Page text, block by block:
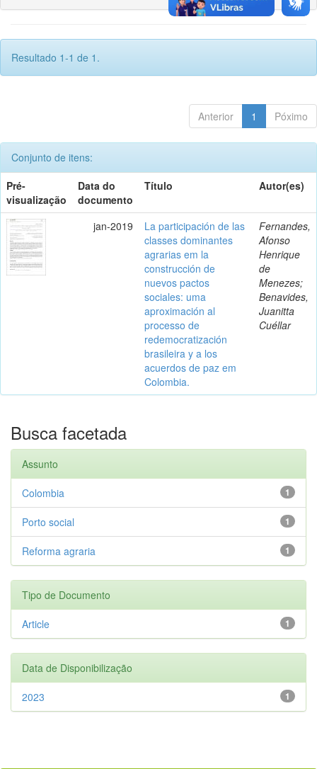
Resultado 1-1 de 1.
Anterior 1 Póximo
Conjunto de itens:
Pré-
visualização
Data do
documento
Título Autor(es)
jan-2019
La participación de las
classes dominantes
agrarias em la
construcción de
nuevos pactos
sociales: uma
aproximación al
processo de
redemocratización
brasileira y a los
acuerdos de paz em
Colombia.
Fernandes,
Afonso
Henrique
de
Menezes;
Benavides,
Juanitta
Cuéllar
Busca facetada
Assunto
1
Colombia
1
Porto social
1
Reforma agraria
Tipo de Documento
1
Article
Data de Disponibilização
1
2023